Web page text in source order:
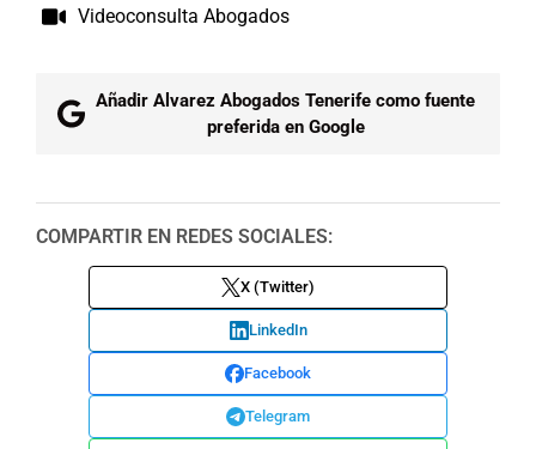
Videoconsulta Abogados
Añadir Alvarez Abogados Tenerife como fuente
preferida en Google
COMPARTIR EN REDES SOCIALES:
X (Twitter)
LinkedIn
Facebook
Telegram